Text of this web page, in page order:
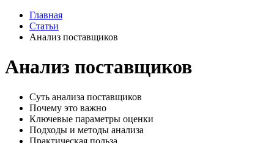
Главная
Статьи
Анализ поставщиков
Анализ поставщиков
Суть анализа поставщиков
Почему это важно
Ключевые параметры оценки
Подходы и методы анализа
Практическая польза